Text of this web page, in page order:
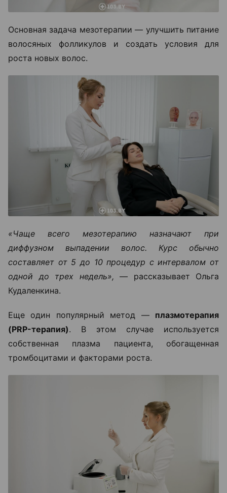
Основная задача мезотерапии — улучшить питание
волосяных фолликулов и создать условия для
роста новых волос.
«Чаще всего мезотерапию назначают при
диффузном выпадении волос. Курс обычно
составляет от 5 до 10 процедур с интервалом от
одной до трех недель», — рассказывает Ольга
Кудаленкина.
Еще один популярный метод — плазмотерапия
(PRP-терапия). В этом случае используется
собственная плазма пациента, обогащенная
тромбоцитами и факторами роста.